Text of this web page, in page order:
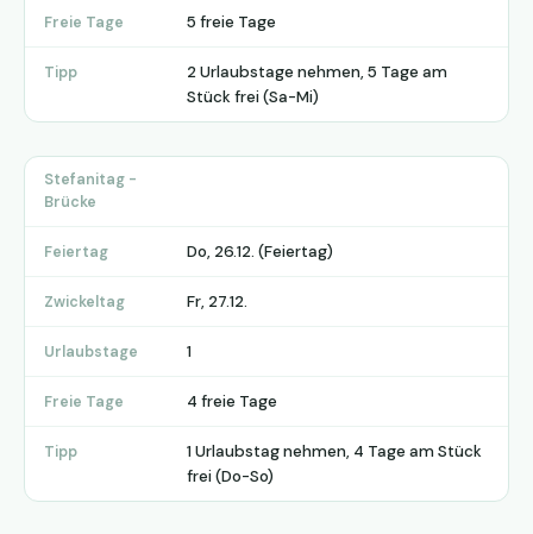
Freie Tage 5 freie Tage
Tipp
2 Urlaubstage nehmen, 5 Tage am
Stück frei (Sa-Mi)
Stefanitag -
Brücke
Feiertag Do, 26.12. (Feiertag)
Zwickeltag Fr, 27.12.
Urlaubstage 1
Freie Tage 4 freie Tage
Tipp
1 Urlaubstag nehmen, 4 Tage am Stück
frei (Do-So)